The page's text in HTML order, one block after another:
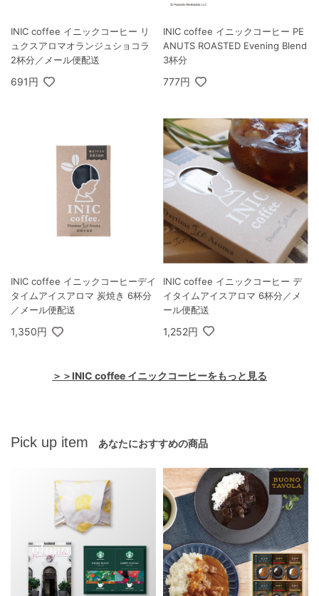
INIC coffee イニックコーヒー リ
ュクスアロマオランジュショコラ
2杯分／メール便配送
691円
INIC coffee イニックコーヒー PE
ANUTS ROASTED Evening Blend
3杯分
777円
INIC coffee イニックコーヒーデイ
タイムアイスアロマ 炭焼き 6杯分
／メール便配送
1,350円
INIC coffee イニックコーヒー デ
イタイムアイスアロマ 6杯分／メ
ール便配送
1,252円
＞＞INIC coffee イニックコーヒーをもっと見る
Pick up item あなたにおすすめの商品